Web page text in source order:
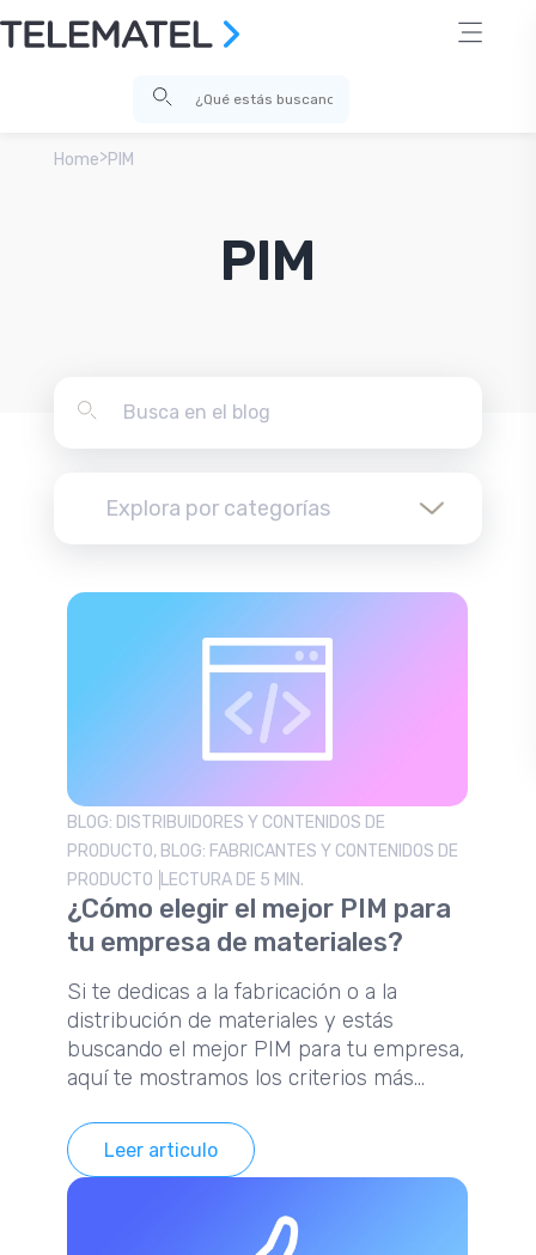
Home>PIM
PIM
Explora por categorías
BLOG: DISTRIBUIDORES Y CONTENIDOS DE
PRODUCTO, BLOG: FABRICANTES Y CONTENIDOS DE
PRODUCTO LECTURA DE 5 MIN.
¿Cómo elegir el mejor PIM para
tu empresa de materiales?
Si te dedicas a la fabricación o a la
distribución de materiales y estás
buscando el mejor PIM para tu empresa,
aquí te mostramos los criterios más
Leer articulo